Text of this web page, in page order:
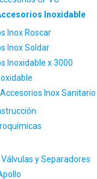
Inoxidable
Inox Roscar
Inox Soldar
Inoxidable x 3000
Inox Sanitario
y Separadores